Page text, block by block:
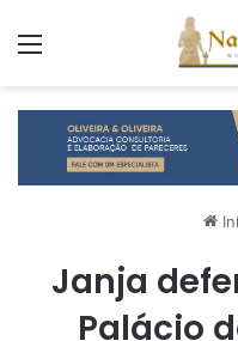
Janja
Palácio